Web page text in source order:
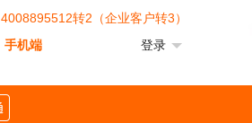
4008895512转2（企业客户转3）
登录
手机端